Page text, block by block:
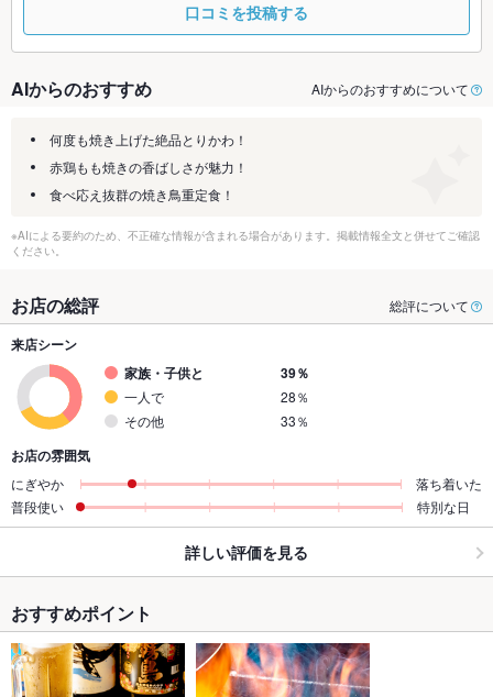
口コミを投稿する
AIからのおすすめ AIからのおすすめについて
何度も焼き上げた絶品とりかわ！
赤鶏もも焼きの香ばしさが魅力！
食べ応え抜群の焼き鳥重定食！
※AIによる要約のため、不正確な情報が含まれる場合があります。掲載情報全文と併せてご確認
ください。
お店の総評 総評について
来店シーン
家族・子供と
39％
一人で
28％
その他
33％
お店の雰囲気
にぎやか
落ち着いた
普段使い
特別な日
詳しい評価を見る
おすすめポイント